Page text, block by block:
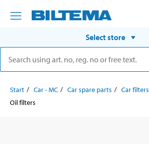
Select store
Start Car - MC Car spare parts Car filters
Oil filters